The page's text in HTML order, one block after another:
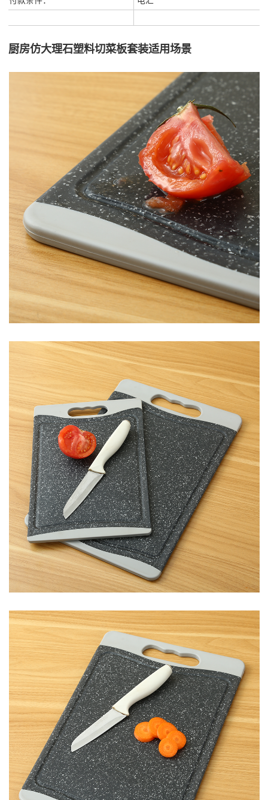
厨房仿大理石塑料切菜板套装适用场景